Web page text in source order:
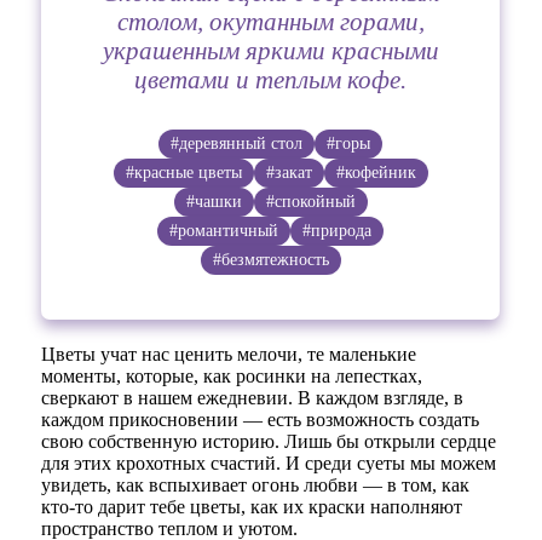
столом, окутанным горами,
украшенным яркими красными
цветами и теплым кофе.
#деревянный стол
#горы
#красные цветы
#закат
#кофейник
#чашки
#спокойный
#романтичный
#природа
#безмятежность
Цветы учат нас ценить мелочи, те маленькие
моменты, которые, как росинки на лепестках,
сверкают в нашем ежедневии. В каждом взгляде, в
каждом прикосновении — есть возможность создать
свою собственную историю. Лишь бы открыли сердце
для этих крохотных счастий. И среди суеты мы можем
увидеть, как вспыхивает огонь любви — в том, как
кто-то дарит тебе цветы, как их краски наполняют
пространство теплом и уютом.